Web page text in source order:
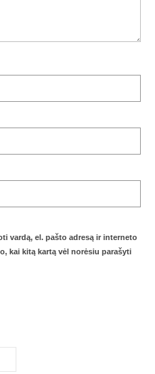
vardą, el. pašto adresą ir interneto
kai kitą kartą vėl norėsiu parašyti